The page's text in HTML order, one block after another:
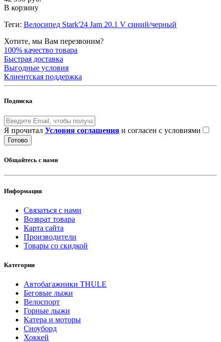
В корзину
Теги: Велосипед Stark'24 Jam 20.1 V синий/черный
Хотите, мы Вам перезвоним?
100% качество товара
Быстрая доставка
Выгодные условия
Клиентская поддержка
Подписка
Я прочитал Условия соглашения и согласен с условиями
Готово
Общайтесь с нами
Информация
Связаться с нами
Возврат товара
Карта сайта
Производители
Товары со скидкой
Категории
Автобагажники THULE
Беговые лыжи
Велоспорт
Горные лыжи
Катера и моторы
Сноуборд
Хоккей